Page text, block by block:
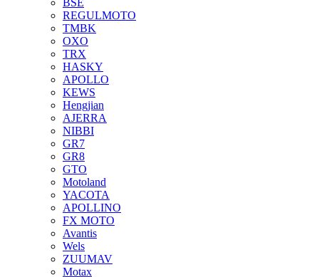
BSE
REGULMOTO
TMBK
OXO
TRX
HASKY
APOLLO
KEWS
Hengjian
AJERRA
NIBBI
GR7
GR8
GTO
Motoland
YACOTA
APOLLINO
FX MOTO
Avantis
Wels
ZUUMAV
Motax